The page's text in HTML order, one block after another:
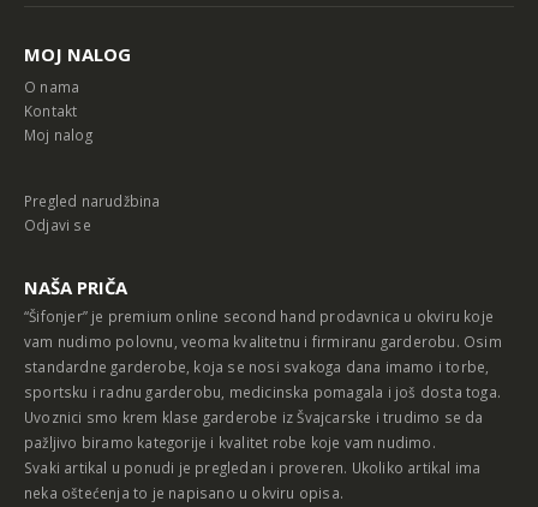
MOJ NALOG
O nama
Kontakt
Moj nalog
Pregled narudžbina
Odjavi se
NAŠA PRIČA
“Šifonjer” je premium online second hand prodavnica u okviru koje
vam nudimo polovnu, veoma kvalitetnu i firmiranu garderobu. Osim
standardne garderobe, koja se nosi svakoga dana imamo i torbe,
sportsku i radnu garderobu, medicinska pomagala i još dosta toga.
Uvoznici smo krem klase garderobe iz Švajcarske i trudimo se da
pažljivo biramo kategorije i kvalitet robe koje vam nudimo.
Svaki artikal u ponudi je pregledan i proveren. Ukoliko artikal ima
neka oštećenja to je napisano u okviru opisa.